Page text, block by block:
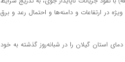
در ارتفاعات و دامنه‌ها و احتمال رعد و برق
کمترین و فومن با ۲۶ درجه بیشترین دمای استان گیلان را در شبانه‌روز گذشته به خود